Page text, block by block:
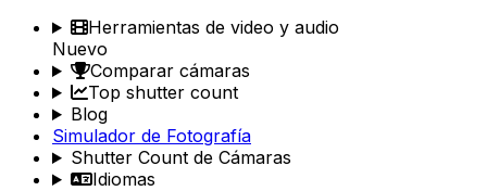
Herramientas de video y audio
Nuevo
Comparar cámaras
Top shutter count
Blog
Simulador de Fotografía
Shutter Count de Cámaras
Idiomas